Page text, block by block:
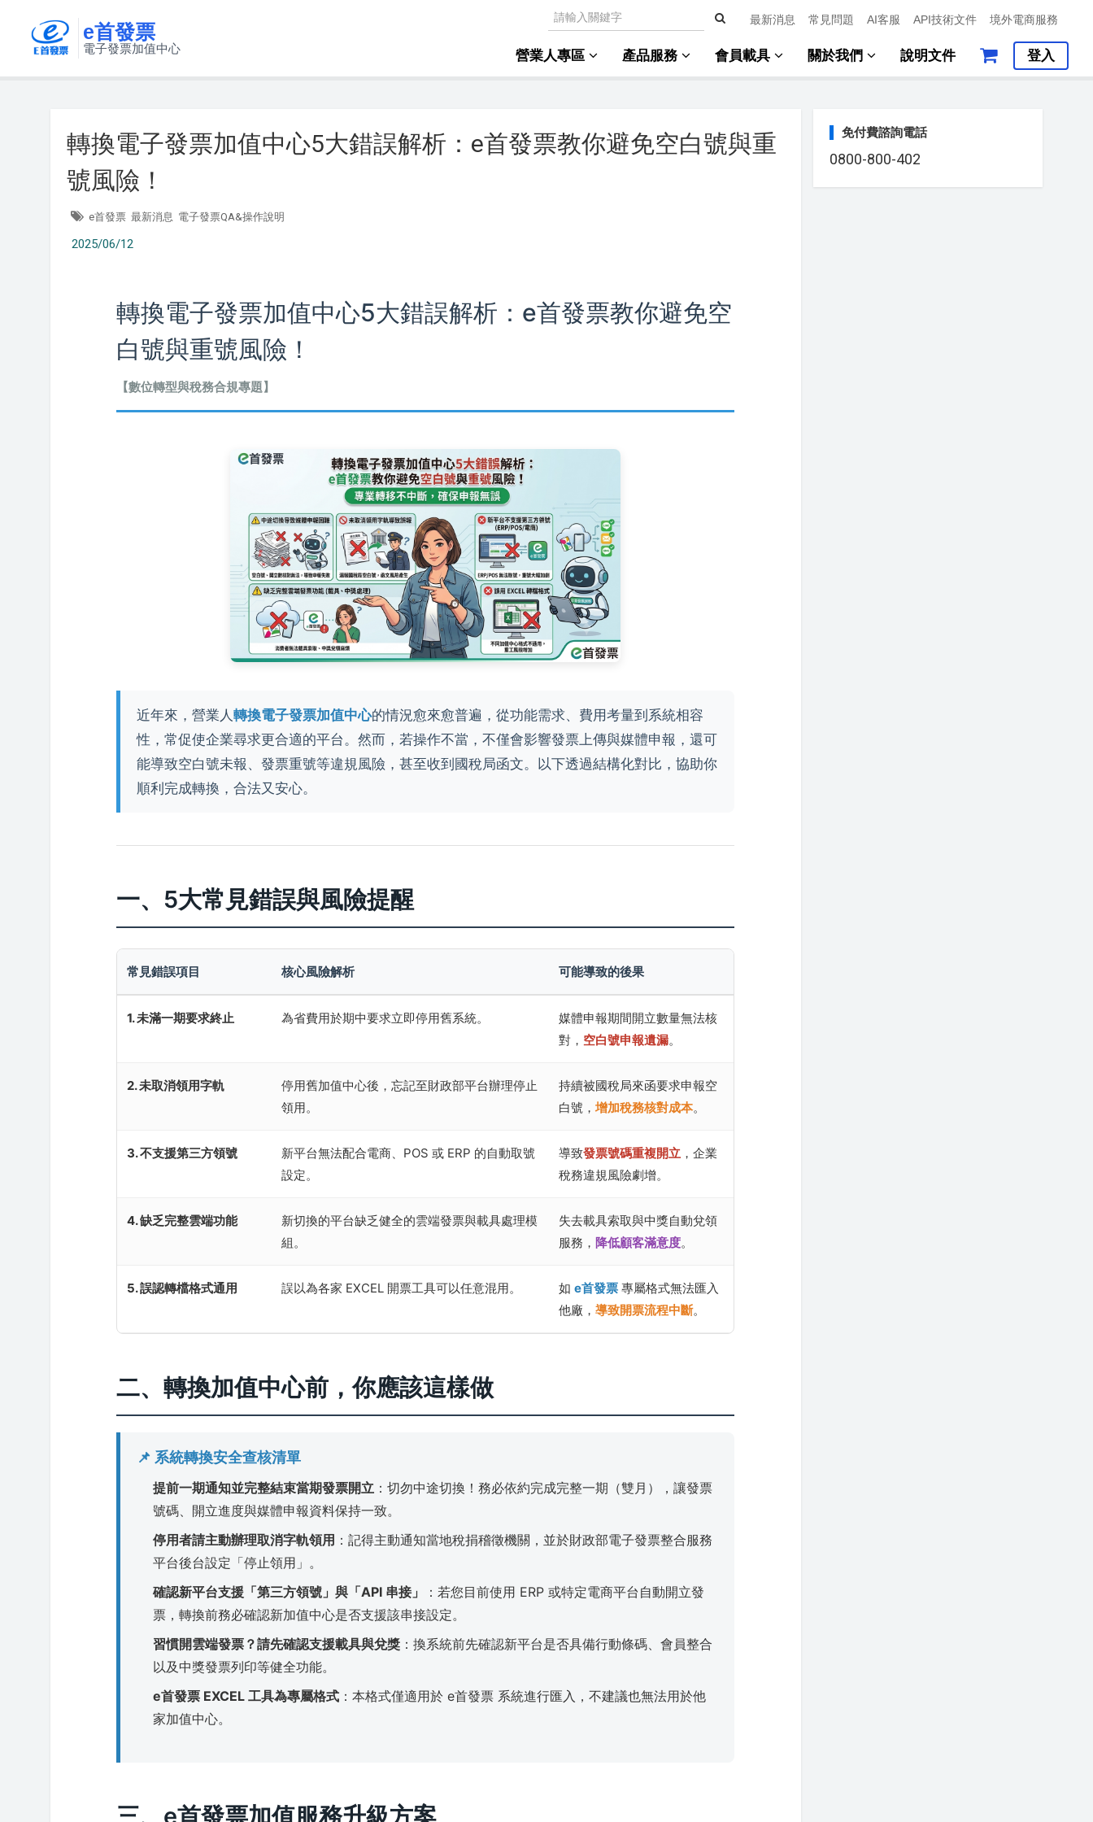
e首發票
電子發票加值中心
最新消息 常見問題 AI客服 API技術文件 境外電商服務
營業人專區 產品服務 會員載具 關於我們 說明文件 登入
轉換電子發票加值中心5大錯誤解析：e首發票教你避免空白號與重
號風險！
e首發票 最新消息 電子發票QA&操作說明
2025/06/12
轉換電子發票加值中心5大錯誤解析：e首發票教你避免空
白號與重號風險！
【數位轉型與稅務合規專題】
近年來，營業人轉換電子發票加值中心的情況愈來愈普遍，從功能需求、費用考量到系統相容
性，常促使企業尋求更合適的平台。然而，若操作不當，不僅會影響發票上傳與媒體申報，還可
能導致空白號未報、發票重號等違規風險，甚至收到國稅局函文。以下透過結構化對比，協助你
順利完成轉換，合法又安心。
一、5大常見錯誤與風險提醒
常見錯誤項目 核心風險解析 可能導致的後果
1. 未滿一期要求終止 為省費用於期中要求立即停用舊系統。
媒體申報期間開立數量無法核
對， 空白號申報遺漏。
2. 未取消領用字軌
停用舊加值中心後，忘記至財政部平台辦理停止
領用。
持續被國稅局來函要求申報空
白號，增加稅務核對成本。
3. 不支援第三方領號
新平台無法配合電商、POS 或 ERP 的自動取號
設定。
導致發票號碼重複開立 ，企業
稅務違規風險劇增。
4. 缺乏完整雲端功能
新切換的平台缺乏健全的雲端發票與載具處理模
組。
失去載具索取與中獎自動兌領
服務，降低顧客滿意度。
5. 誤認轉檔格式通用 誤以為各家 EXCEL 開票工具可以任意混用。 如e首發票 專屬格式無法匯入
他廠，導致開票流程中斷。
二、轉換加值中心前，你應該這樣做
📌 系統轉換安全查核清單
提前一期通知並完整結束當期發票開立 ：切勿中途切換！務必依約完成完整一期（雙月），讓發票
號碼、開立進度與媒體申報資料保持一致。
停用者請主動辦理取消字軌領用 ：記得主動通知當地稅捐稽徵機關，並於財政部電子發票整合服務
平台後台設定「停止領用」。
確認新平台支援「第三方領號」與「API 串接」
：若您目前使用 ERP 或特定電商平台自動開立發
票，轉換前務必確認新加值中心是否支援該串接設定。
習慣開雲端發票？請先確認支援載具與兌獎 ：換系統前先確認新平台是否具備行動條碼、會員整合
以及中獎發票列印等健全功能。
e首發票 EXCEL 工具為專屬格式 ：本格式僅適用於 e首發票 系統進行匯入，不建議也無法用於他
家加值中心。
三、e首發票加值服務升級方案
免付費諮詢電話
0800-800-402